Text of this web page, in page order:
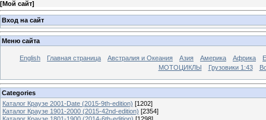
[Мой сайт]
Вход на сайт
Меню сайта
English Главная страница Австралия и Океания Азия Америка Африка
МОТОЦИКЛЫ
Грузовики 1:43
Categories
Каталог Краузе 2001-Date (2015-9th-edition) [1202]
Каталог Краузе 1901-2000 (2015-42nd-edition) [2354]